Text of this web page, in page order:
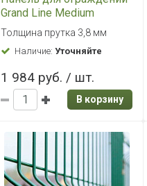
Grand Line Medium
1,53x2,5 цинк
Толщина прутка 3,8 мм
Наличие:Уточняйте
1 984 руб. / шт.
В корзину